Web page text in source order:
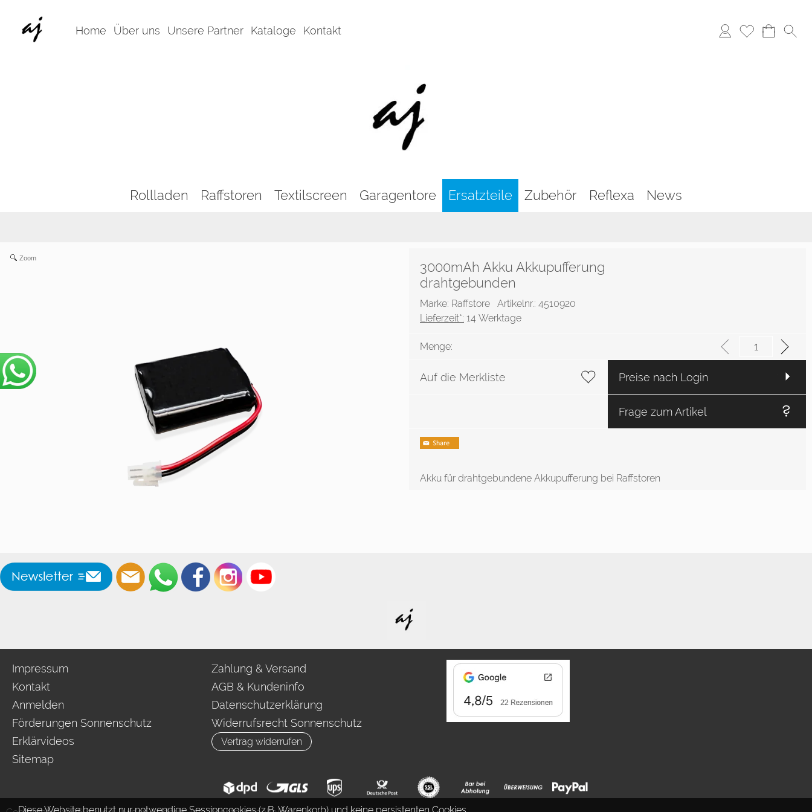
Home Über uns Unsere Partner Kataloge Kontakt
Rollladen Raffstoren Textilscreen Garagentore Ersatzteile Zubehör Reflexa News
Zoom
3000mAh Akku Akkupufferung
drahtgebunden
Marke: Raffstore Artikelnr.: 4510920
Lieferzeit*: 14 Werktage
Menge:
Auf die Merkliste Preise nach Login
Frage zum Artikel
Akku für drahtgebundene Akkupufferung bei Raffstoren
Impressum
Kontakt
Anmelden
Förderungen Sonnenschutz
Erklärvideos
Sitemap
Zahlung & Versand
AGB & Kundeninfo
Datenschutzerklärung
Widerrufsrecht Sonnenschutz
Vertrag widerrufen